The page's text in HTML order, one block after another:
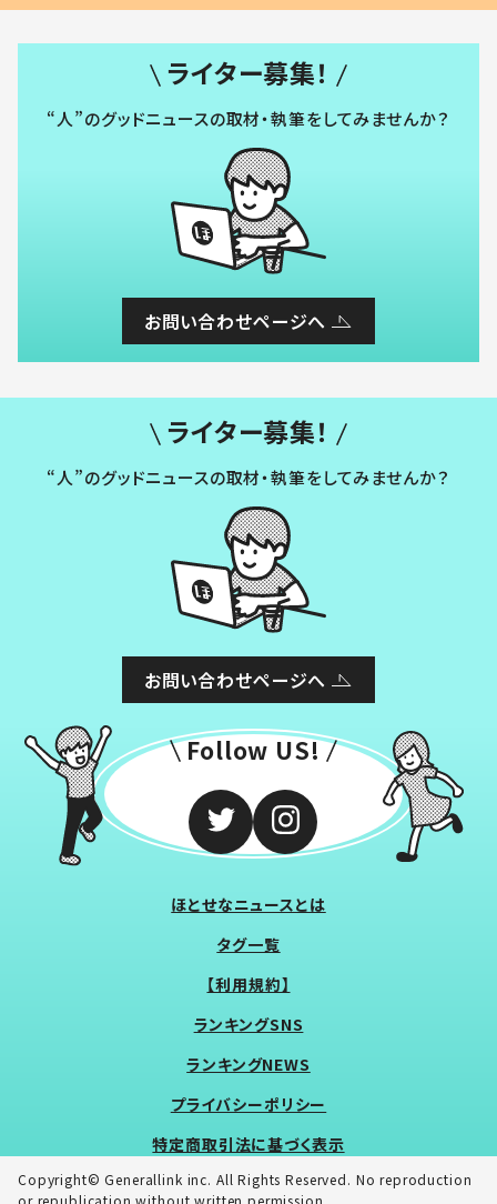
ライター募集！
“人”のグッドニュースの取材・執筆をしてみませんか？
お問い合わせページへ
ライター募集！
“人”のグッドニュースの取材・執筆をしてみませんか？
お問い合わせページへ
Follow US!
ほとせなニュースとは
タグ一覧
【利用規約】
ランキングSNS
ランキングNEWS
プライバシーポリシー
特定商取引法に基づく表示
Copyright© Generallink inc. All Rights Reserved. No reproduction
or republication without written permission.